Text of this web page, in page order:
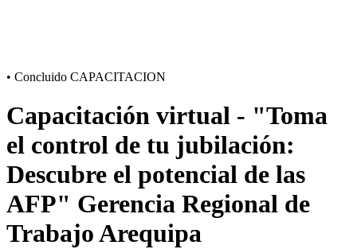
• Concluido CAPACITACION
Capacitación virtual - "Toma
el control de tu jubilación:
Descubre el potencial de las
AFP" Gerencia Regional de
Trabajo Arequipa